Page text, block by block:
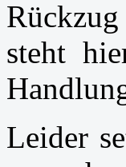
steht
Leider